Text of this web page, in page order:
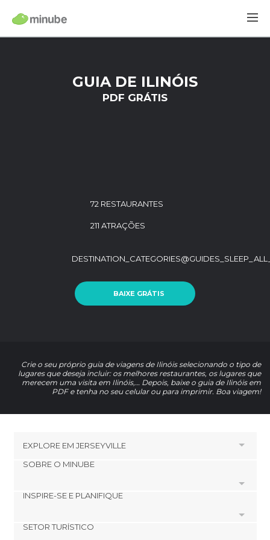
GUIA DE ILINÓIS
PDF GRÁTIS
72 RESTAURANTES
211 ATRAÇÕES
BAIXE GRÁTIS
Crie o seu próprio guia de viagens de Ilinóis selecionando o tipo de
lugares que deseja incluir: os melhores restaurantes, os lugares que
merecem uma visita em Ilinóis,… Depois, baixe o guia de Ilinóis em
PDF e tenha no seu celular ou para imprimir. Boa viagem!
EXPLORE EM JERSEYVILLE
Hotéis em Carrollton
Hotéis em Foley
SOBRE O MINUBE
Cookies
Política de privacidade
INSPIRE-SE E PLANIFIQUE
footer@item_discovertips_anchor
SETOR TURÍSTICO